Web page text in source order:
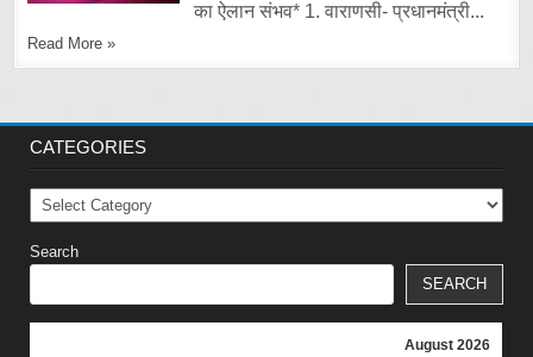
का ऐलान संभव* 1. वाराणसी- प्रधानमंत्री...
Read More »
CATEGORIES
Categories
Search
SEARCH
August 2026